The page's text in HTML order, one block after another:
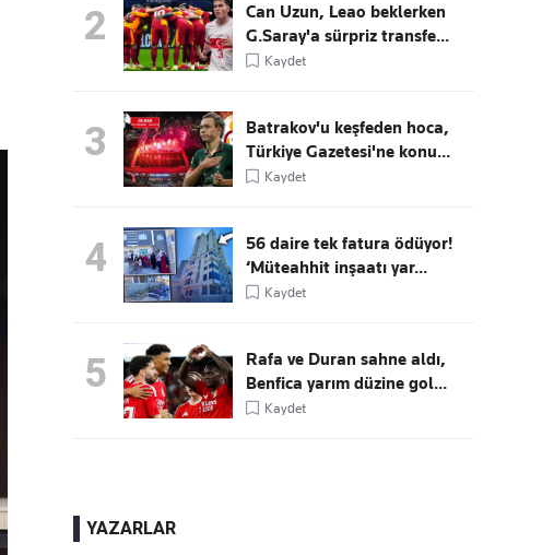
2
Can Uzun, Leao beklerken
G.Saray'a sürpriz transfe...
Kaydet
3
Batrakov'u keşfeden hoca,
Türkiye Gazetesi'ne konu...
Kaydet
4
56 daire tek fatura ödüyor!
‘Müteahhit inşaatı yar...
Kaydet
5
Rafa ve Duran sahne aldı,
Benfica yarım düzine gol...
Kaydet
YAZARLAR